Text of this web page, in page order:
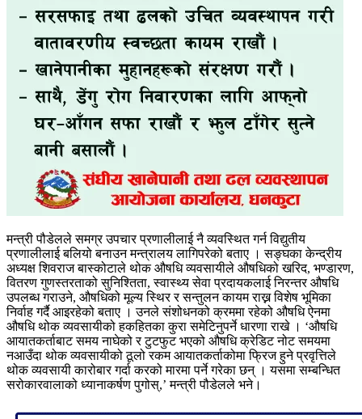
मन्त्री पौडेलले समग्र उपचार प्रणालीलाई नै व्यवस्थित गर्न विद्युतीय
प्रणालीलाई बलियो बनाउन मन्त्रालय लागिपरेको बताए । सङ्घका केन्द्रीय
अध्यक्ष शिवराज बास्कोटाले थोक औषधि व्यवसायीले औषधिको खरिद, भण्डारण,
वितरण गुणस्तरताको सुनिश्तिता, स्वास्थ्य सेवा प्रदायकलाई निरन्तर औषधि
उपलब्ध गराउने, औषधिको मूल्य स्थिर र सन्तुलन कायम राख्न विशेष भूमिका
निर्वाह गर्दै आइरहेको बताए । उनले संशोधनको क्रममा रहेको औषधि ऐनमा
औषधि थोक व्यवसायीको हकहितका कुरा समेटिनुपर्ने धारणा राखे । ‘औषधि
आयातकर्ताबाट समय नाघेको र टुटफुट भएको औषधि क्रेडिट नोट समयमा
नआउँदा थोक व्यवसायीको ठूलो रकम आयातकर्ताकोमा फ्रिज हुने प्रवृत्तिले
थोक व्यवसायी कारोबार गर्दा करको मारमा पर्ने गरेका छन् । यसमा सम्बन्धित
सरोकारवालाको ध्यानाकर्षण पुगोस्,’ मन्त्री पौडेलले भने।